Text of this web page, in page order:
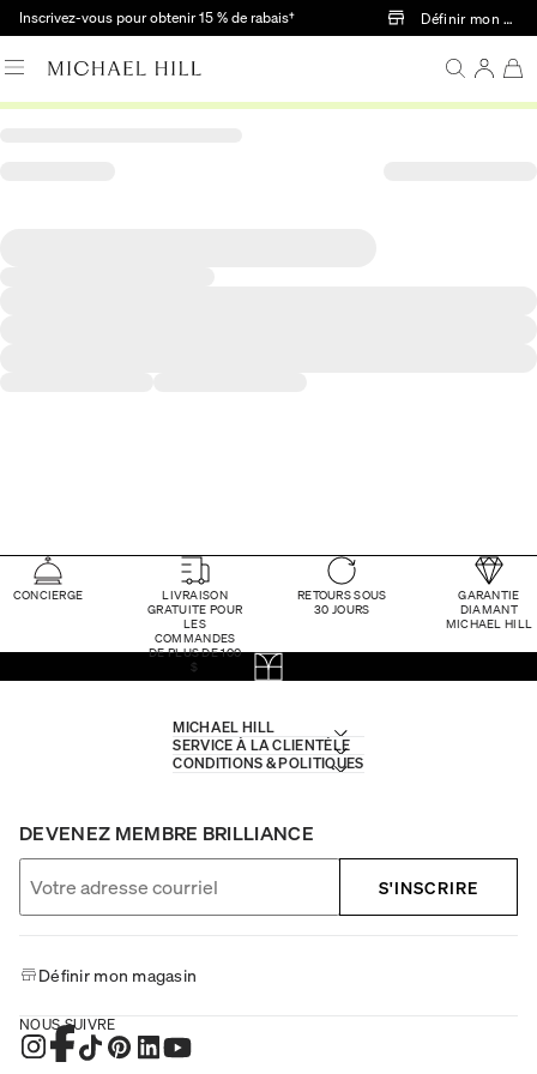
Passer au contenu principal
Inscrivez-vous pour obtenir 15 % de rabais† Définir mon
CONCIERGE
LIVRAISON
GRATUITE POUR
LES
COMMANDES
DE PLUS DE 100
$
RETOURS SOUS
30 JOURS
GARANTIE
DIAMANT
MICHAEL HILL
MICHAEL HILL
SERVICE À LA CLIENTÈLE
CONDITIONS & POLITIQUES
DEVENEZ MEMBRE BRILLIANCE
S'INSCRIRE
Définir mon magasin
NOUS SUIVRE